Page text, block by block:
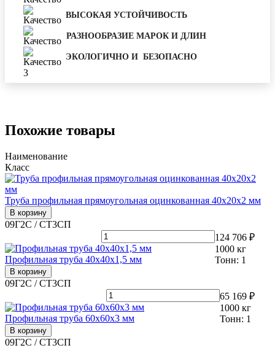
ВЫСОКАЯ УСТОЙЧИВОСТЬ
РАЗНООБРАЗИЕ МАРОК И ДЛИН
ЭКОЛОГИЧНО И БЕЗОПАСНО
Похожие товары
Наименование
Класс
Труба профильная прямоугольная оцинкованная 40х20х2 мм
В корзину
09Г2С / СТ3СП
124 706 ₽
1000 кг
Тонн: 1
Профильная труба 40х40х1,5 мм
В корзину
09Г2С / СТ3СП
65 169 ₽
1000 кг
Тонн: 1
Профильная труба 60х60х3 мм
В корзину
09Г2С / СТ3СП